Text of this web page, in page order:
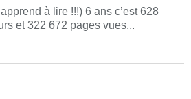
à lire !!!) 6 ans c’est 628
et 322 672 pages vues...